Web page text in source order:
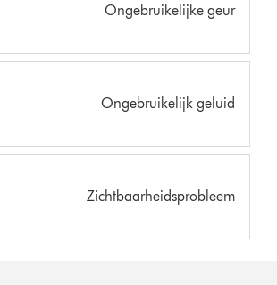
Ongebruikelijke geur
Ongebruikelijk geluid
Zichtbaarheidsprobleem